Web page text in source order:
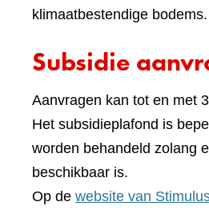
klimaatbestendige bodems.
Subsidie
Aanvragen kan tot en met
Het subsidieplafond is
worden behandeld zolang
beschikbaar is.
Op de website van